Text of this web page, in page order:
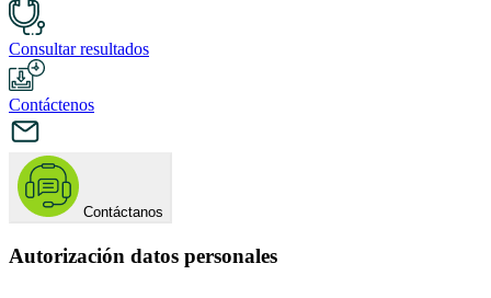
Consultar resultados
Contáctenos
Contáctanos
Autorización datos personales